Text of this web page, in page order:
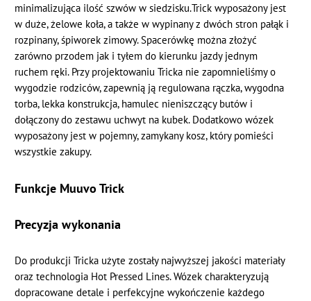
minimalizująca ilość szwów w siedzisku.Trick wyposażony jest
w duże, żelowe koła, a także w wypinany z dwóch stron pałąk i
rozpinany, śpiworek zimowy. Spacerówkę można złożyć
zarówno przodem jak i tyłem do kierunku jazdy jednym
ruchem ręki. Przy projektowaniu Tricka nie zapomnieliśmy o
wygodzie rodziców, zapewnią ją regulowana rączka, wygodna
torba, lekka konstrukcja, hamulec nieniszczący butów i
dołączony do zestawu uchwyt na kubek. Dodatkowo wózek
wyposażony jest w pojemny, zamykany kosz, który pomieści
wszystkie zakupy.
Funkcje Muuvo Trick
Precyzja wykonania
Do produkcji Tricka użyte zostały najwyższej jakości materiały
oraz technologia Hot Pressed Lines. Wózek charakteryzują
dopracowane detale i perfekcyjne wykończenie każdego